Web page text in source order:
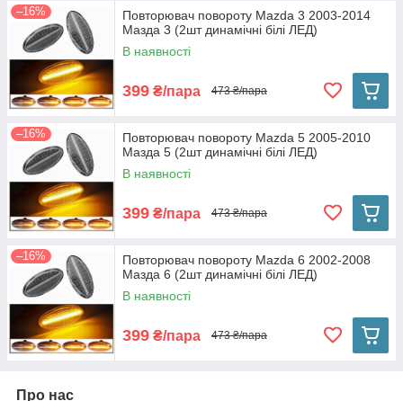
–16%
Повторювач повороту Mazda 3 2003-2014
Мазда 3 (2шт динамічні білі ЛЕД)
В наявності
399 ₴/пара 473 ₴/пара
–16%
Повторювач повороту Mazda 5 2005-2010
Мазда 5 (2шт динамічні білі ЛЕД)
В наявності
399 ₴/пара 473 ₴/пара
–16%
Повторювач повороту Mazda 6 2002-2008
Мазда 6 (2шт динамічні білі ЛЕД)
В наявності
399 ₴/пара 473 ₴/пара
Про нас